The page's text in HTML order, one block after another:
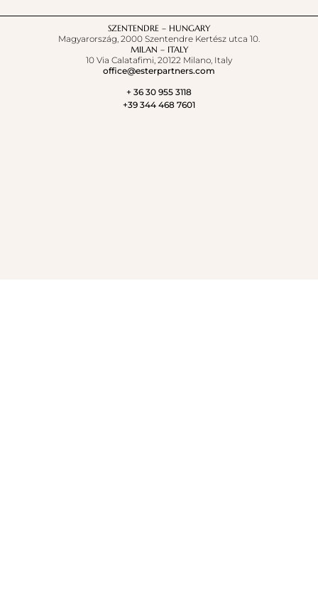
SZENTENDRE – HUNGARY
Magyarország, 2000 Szentendre Kertész utca 10.
MILAN – ITALY
10 Via Calatafimi, 20122 Milano, Italy
office@esterpartners.com
+ 36 30 955 3118
+39 344 468 7601